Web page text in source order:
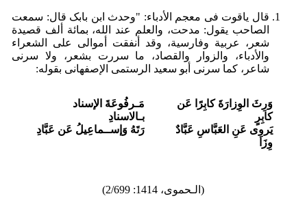
قال یاقوت فی معجم الأدباء: "وحدث ابن بابک قال: سمعت
الصاحب یقول: مدحت، والعلم عند الله، بمائة ألف قصیدة
شعر، عربیة وفارسیة، وقد أنفقت أموالی على الشعراء
والأدباء، والزوار والقصاد، ما سررت بشعر، ولا سرنی
شاعر، کما سرنی أبو سعید الرستمی الإصفهانی بقوله:
وَرِثَ الوِزارَةَ کابِرًا عَن
کابِرٍ
یَروِی عَنِ العَبَّاسِ عَبَّادٌ
وِزَا
مَـرفُوعَةَ الإسناد
بـالاسنادِ
رَتَهُ وَإســماعِیلُ عَن عَبَّادِ
(الـحموی، 1414: ‏2/699)